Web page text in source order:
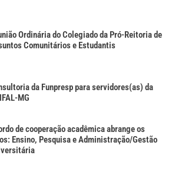
Ordinária do Colegiado da Pró-Reitoria de
Comunitários e Estudantis
da Funpresp para servidores(as) da
MG
de cooperação acadêmica abrange os
Ensino, Pesquisa e Administração/Gestão